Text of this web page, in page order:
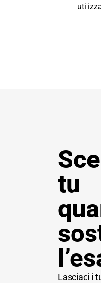
tu
Lasciaci i